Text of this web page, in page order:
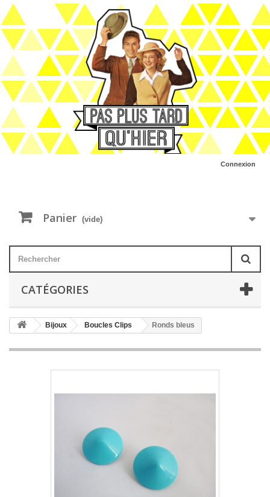
Connexion
Panier (vide)
CATÉGORIES
Bijoux Boucles Clips Ronds bleus